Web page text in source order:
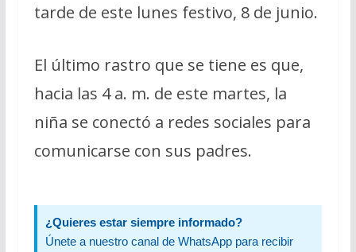
tarde de este lunes festivo, 8 de junio.
El último rastro que se tiene es que,
hacia las 4 a. m. de este martes, la
niña se conectó a redes sociales para
comunicarse con sus padres.
¿Quieres estar siempre informado?
Únete a nuestro canal de WhatsApp para recibir